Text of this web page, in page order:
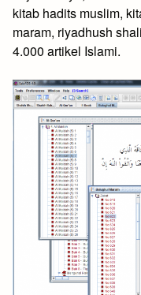
kitab hadits muslim,
maram, riyadhush
4.000 artikel Islami.